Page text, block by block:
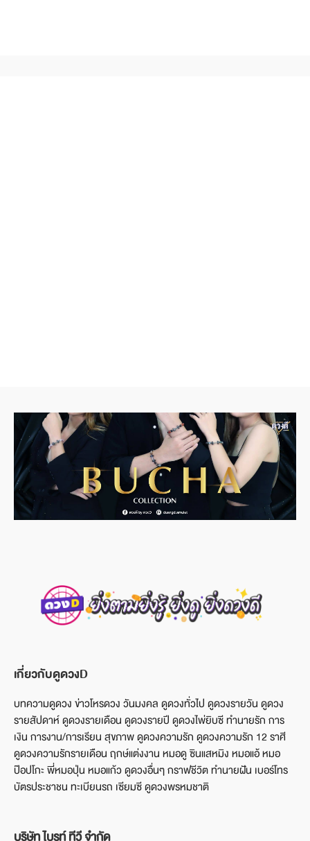
เกี่ยวกับดูดวงD
บทความดูดวง ข่าวโหรดวง วันมงคล ดูดวงทั่วไป ดูดวงรายวัน ดูดวง
รายสัปดาห์ ดูดวงรายเดือน ดูดวงรายปี ดูดวงไพ่ยิบซี ทำนายรัก การ
เงิน การงาน/การเรียน สุขภาพ ดูดวงความรัก ดูดวงความรัก 12 ราศี
ดูดวงความรักรายเดือน ฤกษ์แต่งงาน หมอดู ซินแสหมิง หมอแอ้ หมอ
ป๊อปโกะ พี่หมอปุ่น หมอแก้ว ดูดวงอื่นๆ กราฟชีวิต ทำนายฝัน เบอร์โทร
บัตรประชาชน ทะเบียนรถ เซียมซี ดูดวงพรหมชาติ